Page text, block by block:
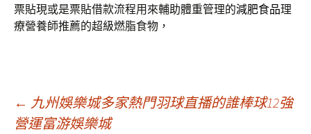
票貼現或是票貼借款流程用來輔助體重管理的減肥食品理
療營養師推薦的超級燃脂食物，
文
← 九州娛樂城多家熱門羽球直播的誰棒球12強
營運富游娛樂城